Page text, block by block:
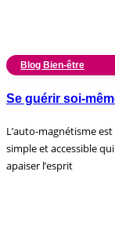
Blog Bien-être
Se guérir soi-
L’auto-magnétisme
simple et accessible
apaiser l’esprit